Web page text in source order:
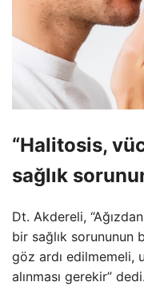
“Halitosis,
sağlık
Dt. Akdereli,
bir sağlık sorununun
göz ardı edilmemeli,
alınması gerekir” dedi.